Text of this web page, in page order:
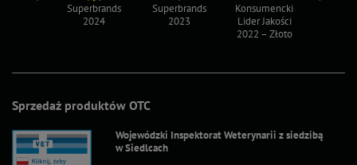
Sprzedaż produktów OTC
Wojewódzki Inspektorat Weterynarii z siedzibą
w Siedlcach
Superbrands
2024
Superbrands
2023
Konsumencki
Lider Jakości
2022 – Złoto